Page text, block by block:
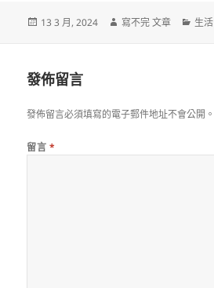
發
13 3 月, 2024
作
寫不完 文章
分
生活
發佈留言
發佈留言必須填寫的電子郵件地址不會公開。
留言 *